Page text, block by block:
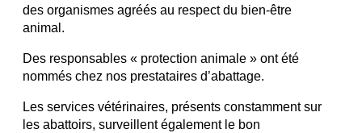
des organismes agréés au respect du bien-être
animal.
Des responsables « protection animale » ont été
nommés chez nos prestataires d’abattage.
Les services vétérinaires, présents constamment sur
les abattoirs, surveillent également le bon